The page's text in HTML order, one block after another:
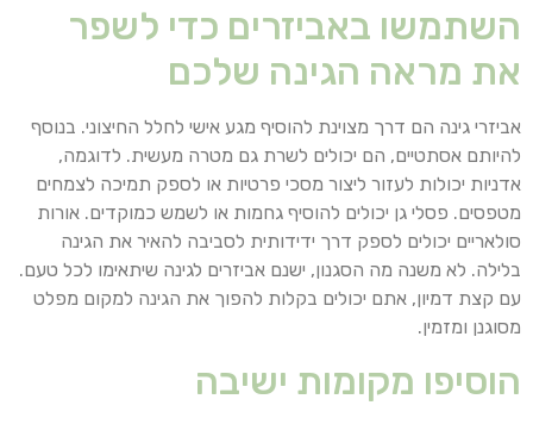
השתמשו באביזרים כדי לשפר
את מראה הגינה שלכם
אביזרי גינה הם דרך מצוינת להוסיף מגע אישי לחלל החיצוני. בנוסף
להיותם אסתטיים, הם יכולים לשרת גם מטרה מעשית. לדוגמה,
אדניות יכולות לעזור ליצור מסכי פרטיות או לספק תמיכה לצמחים
מטפסים. פסלי גן יכולים להוסיף גחמות או לשמש כמוקדים. אורות
סולאריים יכולים לספק דרך ידידותית לסביבה להאיר את הגינה
בלילה. לא משנה מה הסגנון, ישנם אביזרים לגינה שיתאימו לכל טעם.
עם קצת דמיון, אתם יכולים בקלות להפוך את הגינה למקום מפלט
מסוגנן ומזמין.
הוסיפו מקומות ישיבה